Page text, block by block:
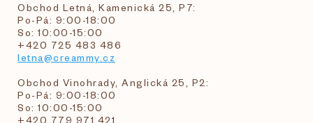
Obchod Letná, Kamenická 25, P7:
Po-Pá: 9:00-18:00
So: 10:00-15:00
+420 725 483 486
letna@creammy.cz
Obchod Vinohrady, Anglická 25, P2:
Po-Pá: 9:00-18:00
So: 10:00-15:00
+420 779 971 421